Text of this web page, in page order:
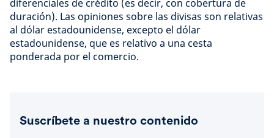
diferenciales de crédito (es decir, con cobertura de
duración). Las opiniones sobre las divisas son relativas
al dólar estadounidense, excepto el dólar
estadounidense, que es relativo a una cesta
ponderada por el comercio.
Suscríbete a nuestro contenido